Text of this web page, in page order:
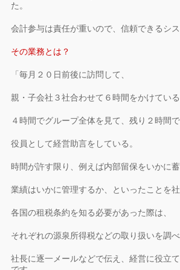
た。
会計参与は責任が重いので、信頼できるシス
その業務とは？
「毎月２０日前後に訪問して、
親・子会社３社合わせて６時間をかけている
４時間でグループ全体を見て、残り２時間
役員として経営助言をしている。
時間が許す限り、例えば内部留保をいかに蓄
業績はいかに管理するか、といったことを社
各国の租税条約を知る必要があった際は、
それぞれの源泉所得税などの取り扱いを調
社長に逐一メールなどで伝え、経営に役立